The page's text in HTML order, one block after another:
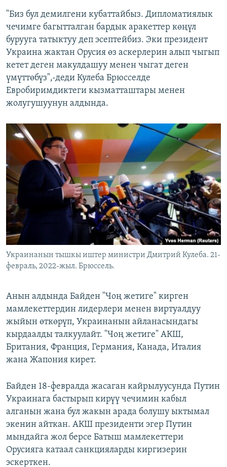
"Биз бул демилгени кубаттайбыз. Дипломатиялык
чечимге багытталган бардык аракеттер көңүл
бурууга татыктуу деп эсептейбиз. Эки президент
Украина жактан Орусия өз аскерлерин алып чыгып
кетет деген макулдашуу менен чыгат деген
үмүттөбүз",-деди Кулеба Брюсселде
Евробиримдиктеги кызматташтары менен
жолугушуунун алдында.
Украинанын тышкы иштер министри Дмитрий Кулеба. 21-
февраль, 2022-жыл. Брюссель.
Анын алдында Байден "Чоң жетиге" кирген
мамлекеттердин лидерлери менен виртуалдуу
жыйын өткөрүп, Украинанын айланасындагы
кырдаалды талкуулайт. "Чоң жетиге" АКШ,
Британия, Франция, Германия, Канада, Италия
жана Жапония кирет.
Байден 18-февралда жасаган кайрылуусунда Путин
Украинага бастырып кирүү чечимин кабыл
алганын жана бул жакын арада болушу ыктымал
экенин айткан. АКШ президенти эгер Путин
мындайга жол берсе Батыш мамлекеттери
Орусияга катаал санкцияларды киргизерин
эскерткен.